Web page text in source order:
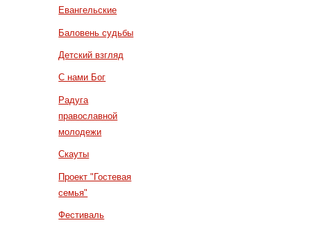
Евангельские
Баловень судьбы
Детский взгляд
С нами Бог
Радуга
православной
молодежи
Скауты
Проект "Гостевая
семья"
Фестиваль